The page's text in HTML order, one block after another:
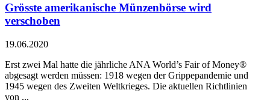
Grösste amerikanische Münzenbörse wird
verschoben
19.06.2020
Erst zwei Mal hatte die jährliche ANA World’s Fair of Money®
abgesagt werden müssen: 1918 wegen der Grippepandemie und
1945 wegen des Zweiten Weltkrieges. Die aktuellen Richtlinien
von ...